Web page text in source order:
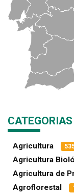
CATEGORIAS
Agricultura
Agricultura
Agricultura de
Agroflorestal